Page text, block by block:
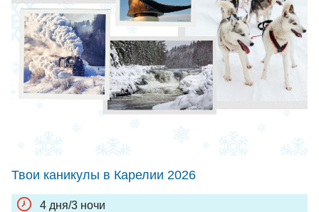
Твои каникулы в Карелии 2026
4 дня/3 ночи